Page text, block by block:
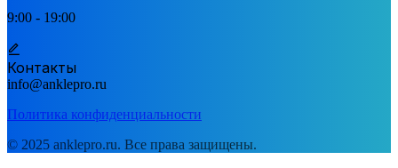
9:00 - 19:00
Контакты
info@anklepro.ru
Политика конфиденциальности
© 2025 anklepro.ru. Все права защищены.